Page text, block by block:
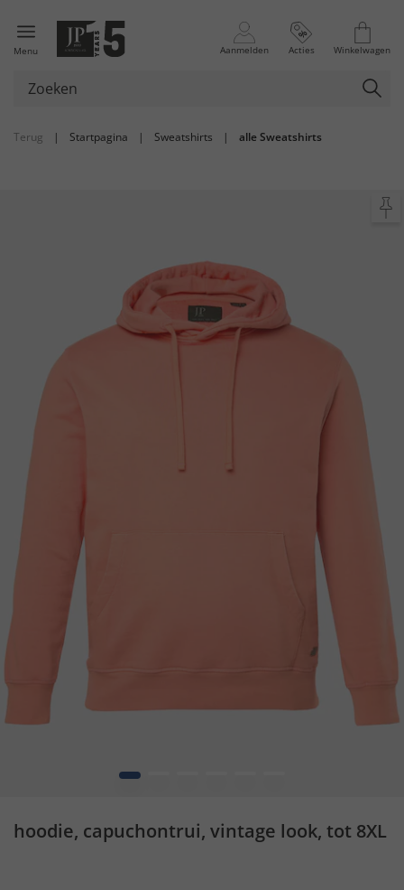
Menu Aanmelden Acties Winkelwagen
Terug | Startpagina | Sweatshirts | alle Sweatshirts
1
hoodie, capuchontrui, vintage look, tot 8XL